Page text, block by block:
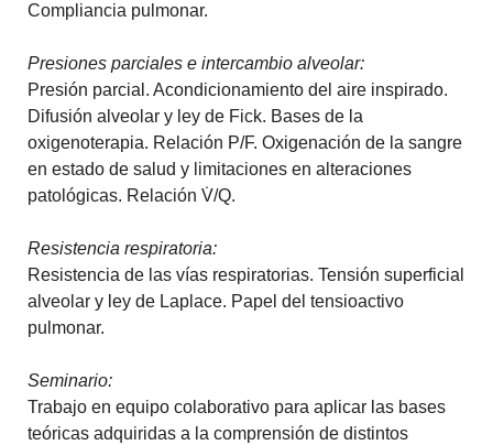
Compliancia pulmonar.
Presiones parciales e intercambio alveolar:
Presión parcial. Acondicionamiento del aire inspirado.
Difusión alveolar y ley de Fick. Bases de la
oxigenoterapia. Relación P/F. Oxigenación de la sangre
en estado de salud y limitaciones en alteraciones
patológicas. Relación V̇/Q.
Resistencia respiratoria:
Resistencia de las vías respiratorias. Tensión superficial
alveolar y ley de Laplace. Papel del tensioactivo
pulmonar.
Seminario:
Trabajo en equipo colaborativo para aplicar las bases
teóricas adquiridas a la comprensión de distintos